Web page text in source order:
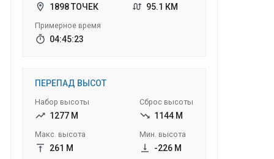
1898 ТОЧЕК
Примерное время
04:45:23
95.1 КМ
ПЕРЕПАД ВЫСОТ
Набор высоты
1277 М
Макс. высота
261 М
Сброс высоты
1144 М
Мин. высота
-226 М